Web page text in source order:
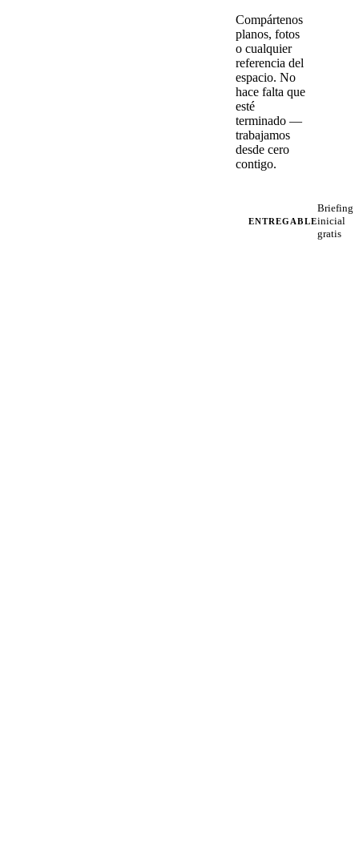
Compártenos
planos, fotos
o cualquier
referencia del
espacio. No
hace falta que
esté
terminado —
trabajamos
desde cero
contigo.
ENTREGABLE
Briefing
inicial
gratis